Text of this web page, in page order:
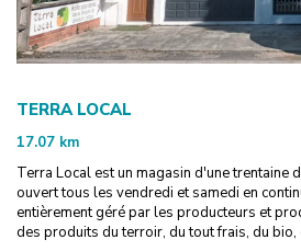
TERRA LOCAL
17.07 km
Terra Local est un magasin d'une trentaine
ouvert tous les vendredi et samedi en
entièrement géré par les producteurs et
des produits du terroir, du tout frais, du bio,